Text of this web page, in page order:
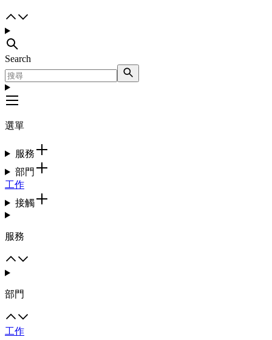
Search
選單
服務
部門
工作
接觸
服務
部門
工作